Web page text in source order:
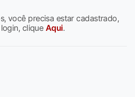
você precisa estar cadastrado,
clique Aqui.